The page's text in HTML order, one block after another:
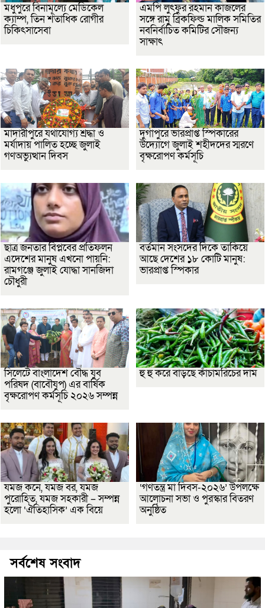
মধুপুরে বিনামূল্যে মেডিকেল
ক্যাম্প, তিন শতাধিক রোগীর
চিকিৎসাসেবা
এমপি লুৎফুর রহমান কাজলের
সঙ্গে রামু ব্রিকফিল্ড মালিক সমিতির
নবনির্বাচিত কমিটির সৌজন্য
সাক্ষাৎ
মাদারীপুরে যথাযোগ্য শ্রদ্ধা ও
মর্যাদায় পালিত হচ্ছে জুলাই
গণঅভ্যুত্থান দিবস
দুর্গাপুরে ভারপ্রাপ্ত স্পিকারের
উদ্যোগে জুলাই শহীদদের স্মরণে
বৃক্ষরোপণ কর্মসূচি
ছাত্র জনতার বিপ্লবের প্রতিফলন
এদেশের মানুষ এখনো পায়নি:
রামগঞ্জে জুলাই যোদ্ধা সানজিদা
চৌধুরী
বর্তমান সংসদের দিকে তাকিয়ে
আছে দেশের ১৮ কোটি মানুষ:
ভারপ্রাপ্ত স্পিকার
সিলেটে বাংলাদেশ বৌদ্ধ যুব
পরিষদ (বাবৌযুপ) এর বার্ষিক
বৃক্ষরোপণ কর্মসূচি ২০২৬ সম্পন্ন
হু হু করে বাড়ছে কাঁচামরিচের দাম
যমজ কনে, যমজ বর, যমজ
পুরোহিত, যমজ সহকারী – সম্পন্ন
হলো ‘ঐতিহাসিক’ এক বিয়ে
‘গণতন্ত্র মা দিবস-২০২৬’ উপলক্ষে
আলোচনা সভা ও পুরস্কার বিতরণ
অনুষ্ঠিত
সর্বশেষ সংবাদ